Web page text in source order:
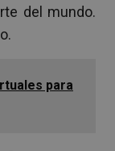
del mundo.
para